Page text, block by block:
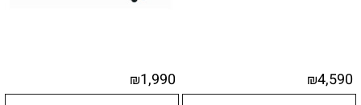
₪4,590
₪1,990